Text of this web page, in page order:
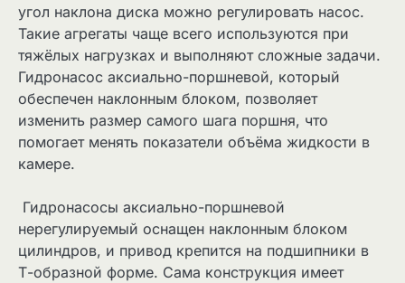
угол наклона диска можно регулировать насос.
Такие агрегаты чаще всего используются при
тяжёлых нагрузках и выполняют сложные задачи.
Гидронасос аксиально-поршневой, который
обеспечен наклонным блоком, позволяет
изменить размер самого шага поршня, что
помогает менять показатели объёма жидкости в
камере.
Гидронасосы аксиально-поршневой
нерегулируемый оснащен наклонным блоком
цилиндров, и привод крепится на подшипники в
Т-образной форме. Сама конструкция имеет